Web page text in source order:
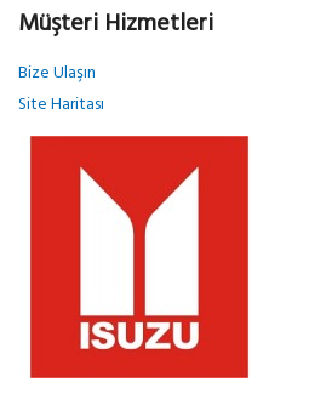
Müşteri Hizmetleri
Bize Ulaşın
Site Haritası